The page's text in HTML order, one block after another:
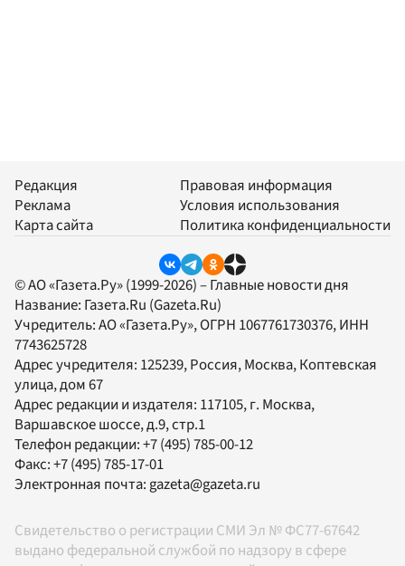
Редакция
Реклама
Карта сайта
Правовая информация
Условия использования
Политика конфиденциальности
© АО «Газета.Ру» (1999-2026) – Главные новости дня
Название: Газета.Ru (Gazeta.Ru)
Учредитель:АО «Газета.Ру», ОГРН 1067761730376, ИНН
7743625728
Адрес учредителя: 125239, Россия, Москва, Коптевская
улица, дом 67
Адрес редакции и издателя: 117105, г. Москва,
Варшавское шоссе, д.9, стр.1
Телефон редакции:+7 (495) 785-00-12
Факс:+7 (495) 785-17-01
Электронная почта:gazeta@gazeta.ru
Свидетельство о регистрации СМИ Эл № ФС77-67642
выдано федеральной службой по надзору в сфере